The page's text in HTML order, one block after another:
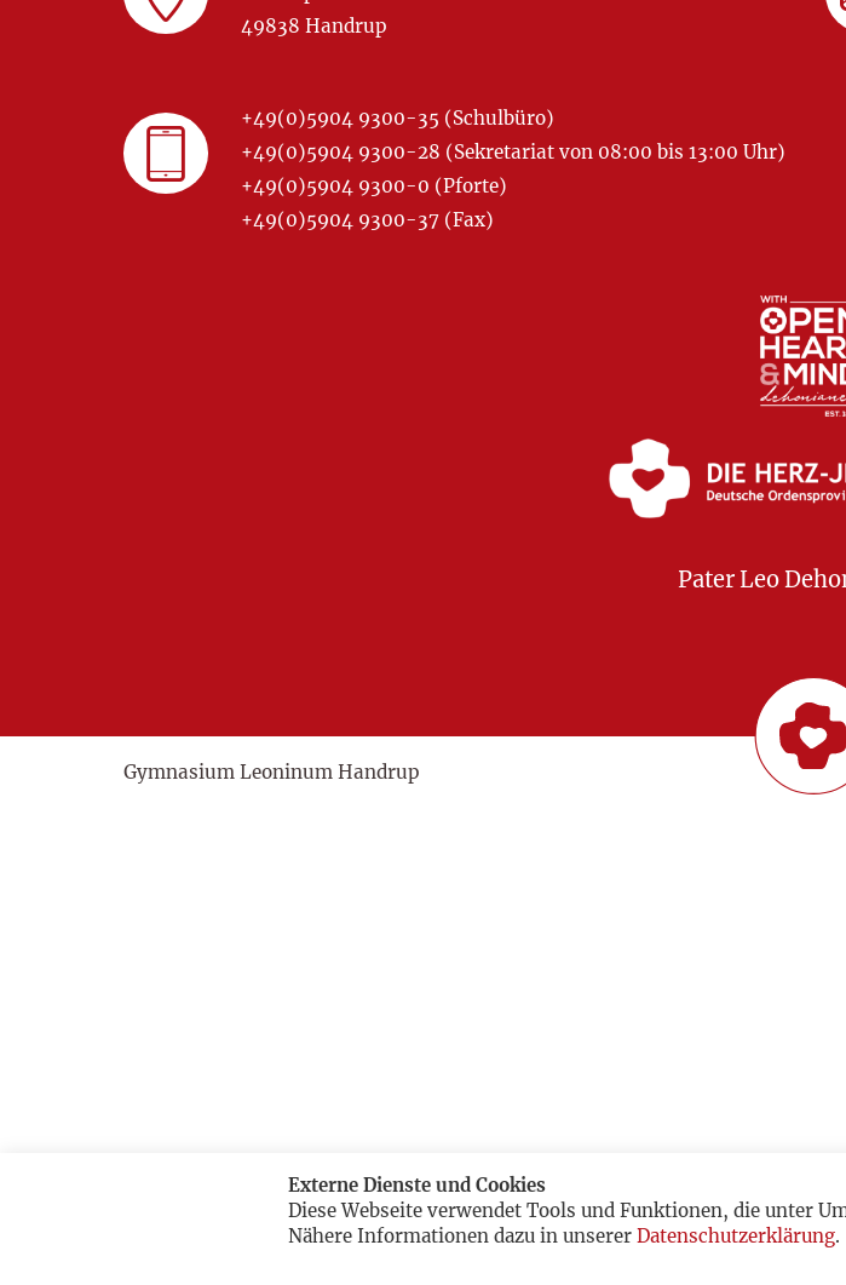
49838 Handrup
+49(0)5904 9300-35 (Schulbüro)
+49(0)5904 9300-28 (Sekretariat von 08:00 bis 13:00 Uhr)
+49(0)5904 9300-0 (Pforte)
+49(0)5904 9300-37 (Fax)
Pater Leo
Gymnasium Leoninum Handrup
Externe Dienste und Cookies
Diese Webseite verwendet Tools und Funktionen, die unter
Nähere Informationen dazu in unserer Datenschutzerklärung.